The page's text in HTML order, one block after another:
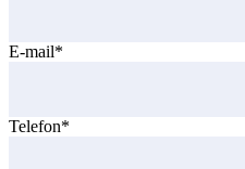
E-mail*
Telefon*